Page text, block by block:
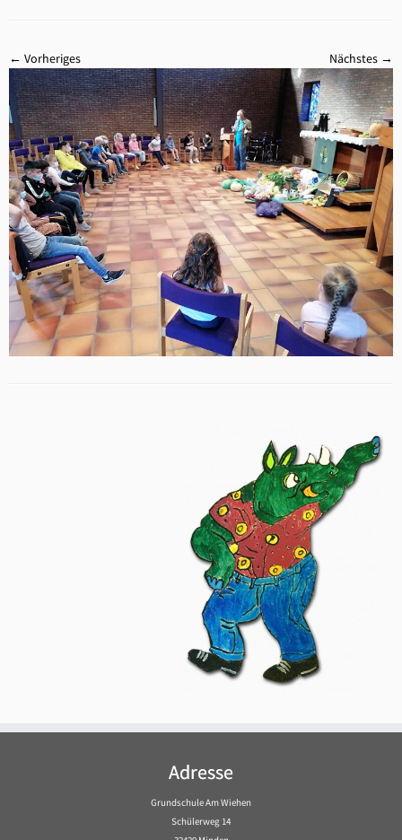
← Vorheriges Nächstes →
Adresse
Grundschule Am Wiehen
Schülerweg 14